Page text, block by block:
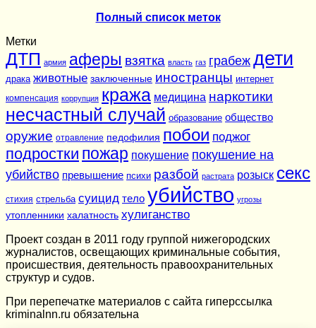
Полный список меток
Метки
ДТП армия аферы взятка власть газ грабеж дети
драка животные заключенные иностранцы интернет
компенсация коррупция кража медицина наркотики
несчастный случай образование общество
оружие отравление педофилия побои поджог
подростки пожар покушение покушение на
убийство превышение психи разбой растрата розыск секс
стихия стрельба суицид тело убийство угрозы
утопленники халатность хулиганство
Проект создан в 2011 году группой нижегородских
журналистов, освещающих криминальные события,
происшествия, деятельность правоохранительных
структур и судов.
При перепечатке материалов c сайта гиперссылка
kriminalnn.ru обязательна